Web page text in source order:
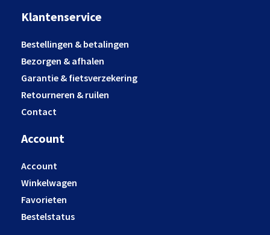
Klantenservice
Bestellingen & betalingen
Bezorgen & afhalen
Garantie & fietsverzekering
Retourneren & ruilen
Contact
Account
Account
Winkelwagen
Favorieten
Bestelstatus